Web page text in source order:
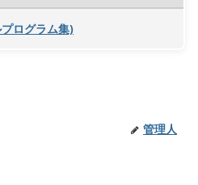
ログラム集)
管理人